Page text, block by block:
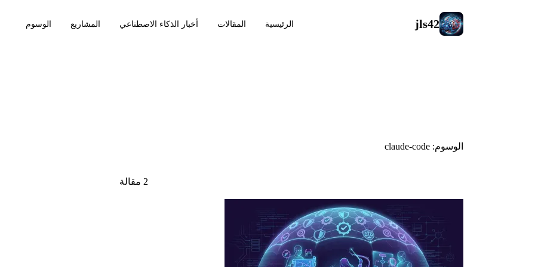
jls42 الرئيسية المقالات أخبار الذكاء الاصطناعي المشاريع الوسوم
الوسوم: claude-code
2 مقالة